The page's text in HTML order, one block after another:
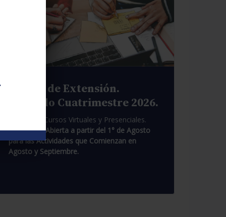
Cursos de Extensión.
Segundo Cuatrimestre 2026.
Pasantías. Cursos Virtuales y Presenciales.
Inscripción Abierta a partir del 1° de Agosto
para las Actividades que Comienzan en
Agosto y Septiembre.